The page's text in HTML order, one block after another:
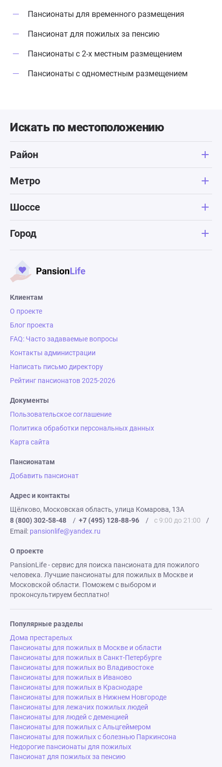
Пансионаты для временного размещения
Пансионат для пожилых за пенсию
Пансионаты с 2-х местным размещением
Пансионаты с одноместным размещением
Искать по местоположению
Район
Метро
Шоссе
Город
Клиентам
О проекте
Блог проекта
FAQ: Часто задаваемые вопросы
Контакты администрации
Написать письмо директору
Рейтинг пансионатов 2025-2026
Документы
Пользовательское соглашение
Политика обработки персональных данных
Карта сайта
Пансионатам
Добавить пансионат
Адрес и контакты
Щёлково, Московская область, улица Комарова, 13А
8 (800) 302-58-48
/ +7 (495) 128-88-96 / с 9:00 до 21:00
/
Email: pansionlife@yandex.ru
О проекте
PansionLife - сервис для поиска пансионата для пожилого
человека. Лучшие пансионаты для пожилых в Москве и
Московской области. Поможем с выбором и
проконсультируем бесплатно!
Популярные разделы
Дома престарелых
Пансионаты для пожилых в Москве и области
Пансионаты для пожилых в Санкт-Петербурге
Пансионаты для пожилых во Владивостоке
Пансионаты для пожилых в Иваново
Пансионаты для пожилых в Краснодаре
Пансионаты для пожилых в Нижнем Новгороде
Пансионаты для лежачих пожилых людей
Пансионаты для людей с деменцией
Пансионаты для пожилых с Альцгеймером
Пансионаты для пожилых с болезнью Паркинсона
Недорогие пансионаты для пожилых
Пансионат для пожилых за пенсию